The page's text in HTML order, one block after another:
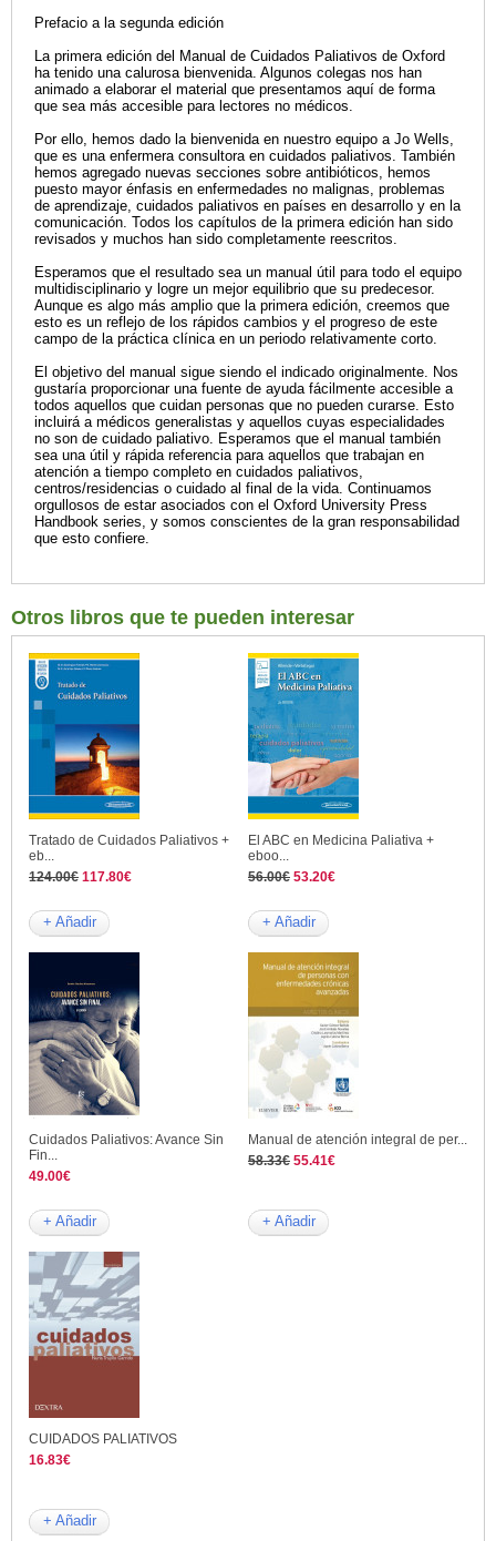
Prefacio a la segunda edición
La primera edición del Manual de Cuidados Paliativos de Oxford
ha tenido una calurosa bienvenida. Algunos colegas nos han
animado a elaborar el material que presentamos aquí de forma
que sea más accesible para lectores no médicos.
Por ello, hemos dado la bienvenida en nuestro equipo a Jo Wells,
que es una enfermera consultora en cuidados paliativos. También
hemos agregado nuevas secciones sobre antibióticos, hemos
puesto mayor énfasis en enfermedades no malignas, problemas
de aprendizaje, cuidados paliativos en países en desarrollo y en la
comunicación. Todos los capítulos de la primera edición han sido
revisados y muchos han sido completamente reescritos.
Esperamos que el resultado sea un manual útil para todo el equipo
multidisciplinario y logre un mejor equilibrio que su predecesor.
Aunque es algo más amplio que la primera edición, creemos que
esto es un reflejo de los rápidos cambios y el progreso de este
campo de la práctica clínica en un periodo relativamente corto.
El objetivo del manual sigue siendo el indicado originalmente. Nos
gustaría proporcionar una fuente de ayuda fácilmente accesible a
todos aquellos que cuidan personas que no pueden curarse. Esto
incluirá a médicos generalistas y aquellos cuyas especialidades
no son de cuidado paliativo. Esperamos que el manual también
sea una útil y rápida referencia para aquellos que trabajan en
atención a tiempo completo en cuidados paliativos,
centros/residencias o cuidado al final de la vida. Continuamos
orgullosos de estar asociados con el Oxford University Press
Handbook series, y somos conscientes de la gran responsabilidad
que esto confiere.
Otros libros que te pueden interesar
Tratado de Cuidados Paliativos +
eb...
124.00€ 117.80€
+ Añadir
El ABC en Medicina Paliativa +
eboo...
56.00€ 53.20€
+ Añadir
Cuidados Paliativos: Avance Sin
Fin...
49.00€
+ Añadir
Manual de atención integral de per...
58.33€ 55.41€
+ Añadir
CUIDADOS PALIATIVOS
16.83€
+ Añadir